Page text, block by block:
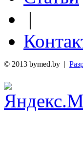
|
© 2013 bymed.by |